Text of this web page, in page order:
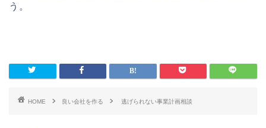
う。
HOME 良い会社を作る 逃げられない事業計画相談